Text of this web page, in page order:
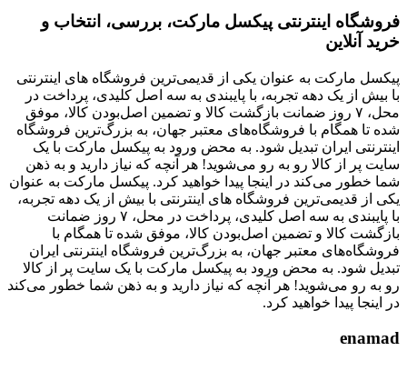
فروشگاه اینترنتی پیکسل مارکت، بررسی، انتخاب و
خرید آنلاین
پیکسل مارکت به عنوان یکی از قدیمی‌ترین فروشگاه های اینترنتی
با بیش از یک دهه تجربه، با پایبندی به سه اصل کلیدی، پرداخت در
محل، ۷ روز ضمانت بازگشت کالا و تضمین اصل‌بودن کالا، موفق
شده تا همگام با فروشگاه‌های معتبر جهان، به بزرگ‌ترین فروشگاه
اینترنتی ایران تبدیل شود. به محض ورود به پیکسل مارکت با یک
سایت پر از کالا رو به رو می‌شوید! هر آنچه که نیاز دارید و به ذهن
شما خطور می‌کند در اینجا پیدا خواهید کرد. پیکسل مارکت به عنوان
یکی از قدیمی‌ترین فروشگاه های اینترنتی با بیش از یک دهه تجربه،
با پایبندی به سه اصل کلیدی، پرداخت در محل، ۷ روز ضمانت
بازگشت کالا و تضمین اصل‌بودن کالا، موفق شده تا همگام با
فروشگاه‌های معتبر جهان، به بزرگ‌ترین فروشگاه اینترنتی ایران
تبدیل شود. به محض ورود به پیکسل مارکت با یک سایت پر از کالا
رو به رو می‌شوید! هر آنچه که نیاز دارید و به ذهن شما خطور می‌کند
در اینجا پیدا خواهید کرد.
enamad